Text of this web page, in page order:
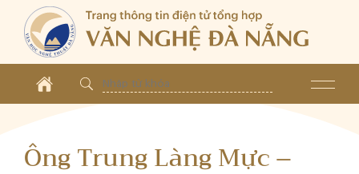
Ông Trung Làng Mực –